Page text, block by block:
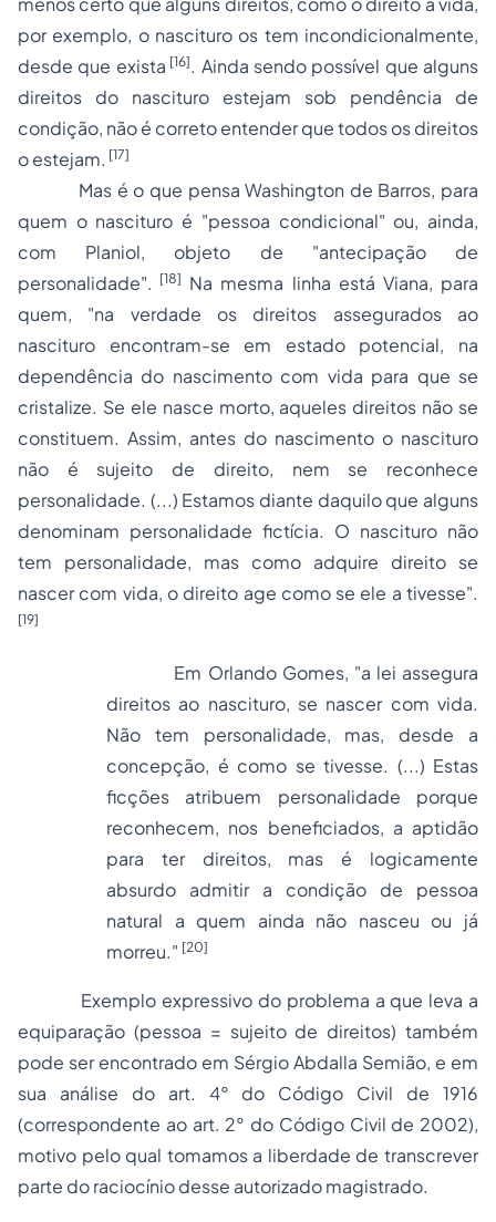
por exemplo, o nascituro os tem incondicionalmente,
desde que exista [16]. Ainda sendo possível que alguns
direitos do nascituro estejam sob pendência de
condição, não é correto entender que todos os direitos
o estejam. [17]
Mas é o que pensa Washington de Barros, para
quem o nascituro é "pessoa condicional" ou, ainda,
com Planiol, objeto de "antecipação de
personalidade". [18] Na mesma linha está Viana, para
quem, "na verdade os direitos assegurados ao
nascituro encontram-se em estado potencial, na
dependência do nascimento com vida para que se
cristalize. Se ele nasce morto, aqueles direitos não se
constituem. Assim, antes do nascimento o nascituro
não é sujeito de direito, nem se reconhece
personalidade. (...) Estamos diante daquilo que alguns
denominam personalidade fictícia. O nascituro não
tem personalidade, mas como adquire direito se
nascer com vida, o direito age como se ele a tivesse".
[19]
Em Orlando Gomes, "a lei assegura
direitos ao nascituro, se nascer com vida.
Não tem personalidade, mas, desde a
concepção, é como se tivesse. (...) Estas
ficções atribuem personalidade porque
reconhecem, nos beneficiados, a aptidão
para ter direitos, mas é logicamente
absurdo admitir a condição de pessoa
natural a quem ainda não nasceu ou já
morreu." [20]
Exemplo expressivo do problema a que leva a
equiparação (pessoa = sujeito de direitos) também
pode ser encontrado em Sérgio Abdalla Semião, e em
sua análise do art. 4° do Código Civil de 1916
(correspondente ao art. 2° do Código Civil de 2002),
motivo pelo qual tomamos a liberdade de transcrever
parte do raciocínio desse autorizado magistrado.